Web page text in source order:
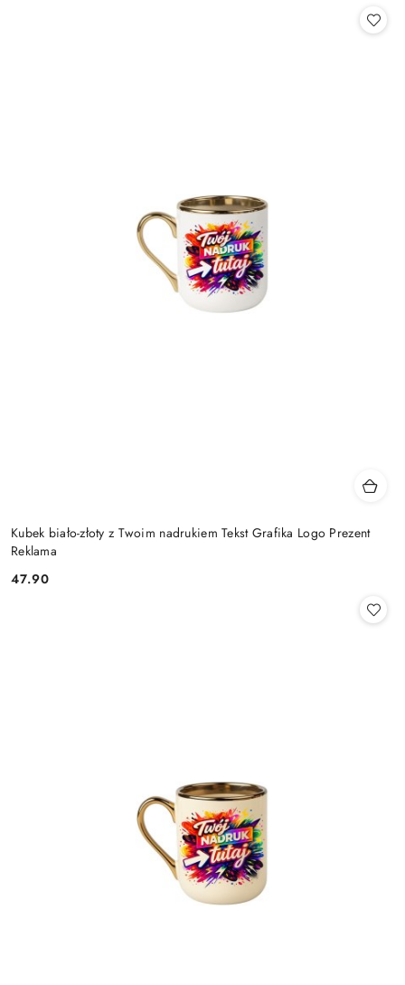
Kubek biało-złoty z Twoim nadrukiem Tekst Grafika Logo Prezent
Reklama
Cena:
47.90